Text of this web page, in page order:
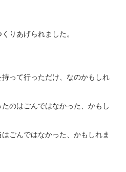
りあげられました。
って行っただけ、なのかもしれ
のはごんではなかった、かもし
ごんではなかった、かもしれま